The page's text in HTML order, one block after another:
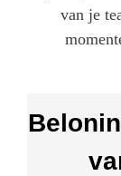
van je